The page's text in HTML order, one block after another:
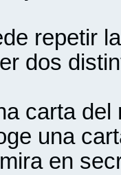
repetir
dos
carta del
una
en